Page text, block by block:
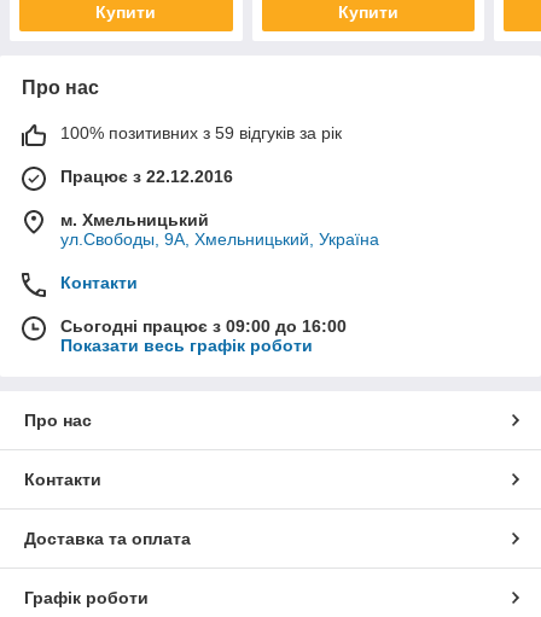
Купити Купити
Про нас
100% позитивних з 59 відгуків за рік
Працює з 22.12.2016
м. Хмельницький
ул.Свободы, 9А, Хмельницький, Україна
Контакти
Сьогодні працює з 09:00 до 16:00
Показати весь графік роботи
Про нас
Контакти
Доставка та оплата
Графік роботи